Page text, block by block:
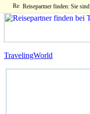
Reisepartner finden: Sie
TravelingWorld